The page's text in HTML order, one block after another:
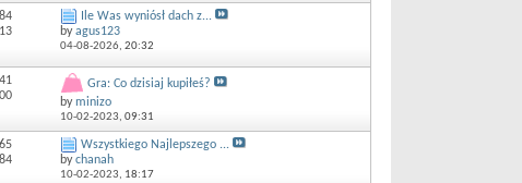
Ile Was wyniósł dach z...
byagus123
04-08-2026, 20:32
Gra: Co dzisiaj kupiłeś?
byminizo
10-02-2023, 09:31
Wszystkiego Najlepszego ...
bychanah
10-02-2023, 18:17